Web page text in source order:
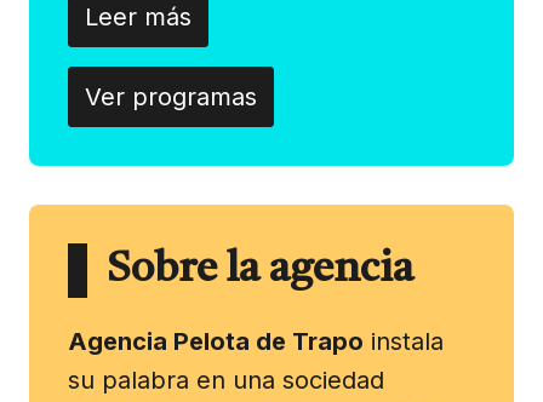
Leer más
Ver programas
Sobre la agencia
Agencia Pelota de Trapo instala
su palabra en una sociedad